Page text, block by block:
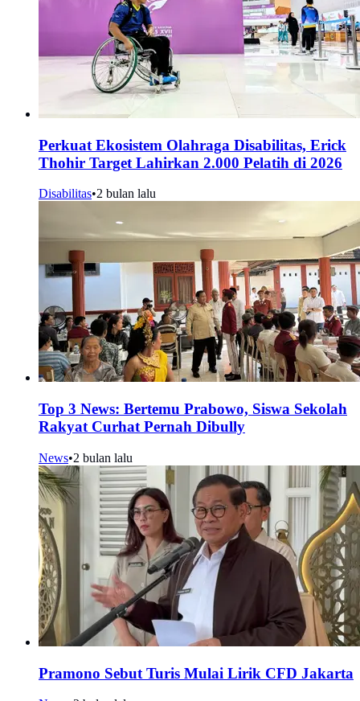
Perkuat Ekosistem Olahraga Disabilitas, Erick
Thohir Target Lahirkan 2.000 Pelatih di 2026
Disabilitas•2 bulan lalu
Top 3 News: Bertemu Prabowo, Siswa Sekolah
Rakyat Curhat Pernah Dibully
News•2 bulan lalu
Pramono Sebut Turis Mulai Lirik CFD Jakarta